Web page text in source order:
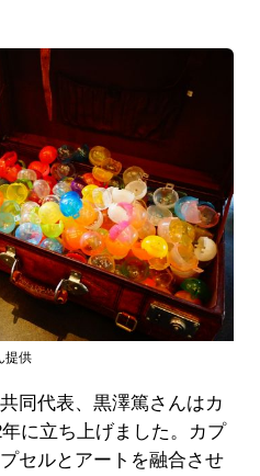
提供
同代表、黒澤篤さんはカ
に立ち上げました。カプ
セルとアートを融合させ